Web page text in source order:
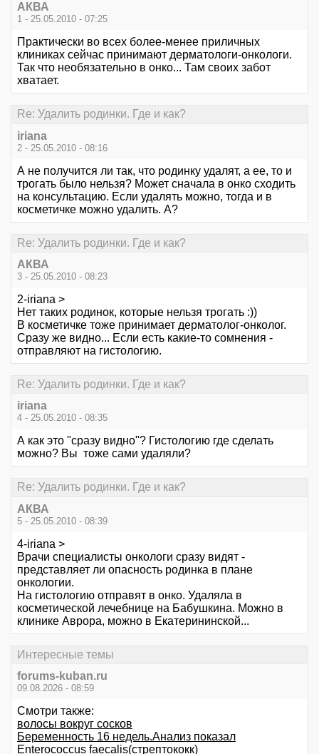
АКВА
1 - 25.05.2010 - 07:25
Практически во всех более-менее приличных
клиниках сейчас принимают дерматологи-онкологи.
Так что необязательно в онко... Там своих забот
хватает.
Re: Удалить родинки. Где и как?
iriana
2 - 25.05.2010 - 08:16
А не получится ли так, что родинку удалят, а ее, то и
трогать было нельзя? Может сначала в онко сходить
на консультацию. Если удалять можно, тогда и в
косметичке можно удалить. А?
Re: Удалить родинки. Где и как?
АКВА
3 - 25.05.2010 - 08:23
2-iriana >
Нет таких родинок, которые нельзя трогать :))
В косметичке тоже принимает дерматолог-онколог.
Сразу же видно... Если есть какие-то сомнения -
отправляют на гистологию.
Re: Удалить родинки. Где и как?
iriana
4 - 25.05.2010 - 08:35
А как это "сразу видно"? Гистологию где сделать
можно? Вы тоже сами удаляли?
Re: Удалить родинки. Где и как?
АКВА
5 - 25.05.2010 - 08:39
4-iriana >
Врачи специалисты онкологи сразу видят -
представляет ли опасность родинка в плане
онкологии.
На гистологию отправят в онко. Удаляла в
косметической лечебнице на Бабушкина. Можно в
клинике Аврора, можно в Екатерининской...
Интересные темы
forums-kuban.ru
09.08.2026 - 08:59
Смотри также:
волосы вокруг сосков
Беременность 16 недель.Анализ показал
Enterococcus faecalis(стрептококк)